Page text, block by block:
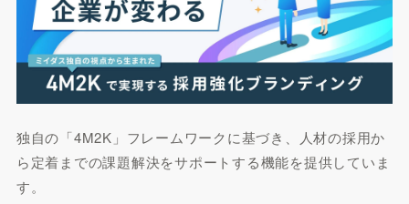
独自の「4M2K」フレームワークに基づき、人材の採用か
ら定着までの課題解決をサポートする機能を提供していま
す。